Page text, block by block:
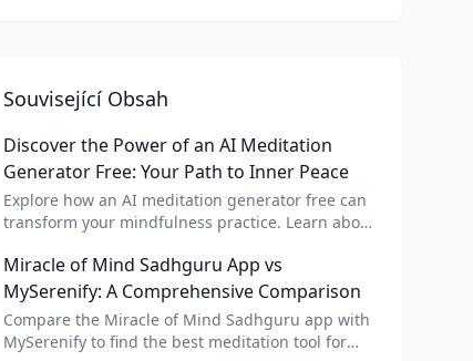
Související Obsah
Discover the Power of an AI Meditation
Generator Free: Your Path to Inner Peace
Explore how an AI meditation generator free can
transform your mindfulness practice. Learn about
meditation for personalized calm.
Miracle of Mind Sadhguru App vs
MySerenify: A Comprehensive Comparison
Compare the Miracle of Mind Sadhguru app with
MySerenify to find the best meditation tool for